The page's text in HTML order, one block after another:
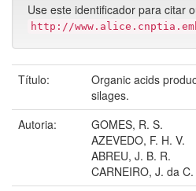
Use este identificador para citar
http://
Título:
Organic acids
silages.
Autoria:
GOMES, R. S.
AZEVEDO, F. H. V.
ABREU, J. B. R.
CARNEIRO, J. da C.